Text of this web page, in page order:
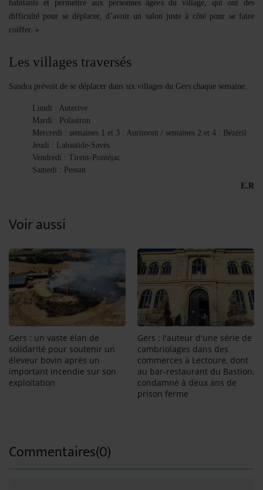
habitants et permettre aux personnes âgées du village, qui ont des
difficulté pour se déplacer, d’avoir un salon juste à côté pour se faire
coiffer. »
Les villages traversés
Sandra prévoit de se déplacer dans six villages du Gers chaque semaine.
Lundi : Auterive
Mardi : Polastron
Mercredi : semaines 1 et 3 : Aurimont / semaines 2 et 4 : Bézéril
Jeudi : Labastide-Savès
Vendredi : Tirent-Pontéjac
Samedi : Pessan
E.R
Voir aussi
Gers : un vaste élan de
solidarité pour soutenir un
éleveur bovin après un
important incendie sur son
exploitation
Gers : l'auteur d'une série de
cambriolages dans des
commerces à Lectoure, dont
au bar-restaurant du Bastion,
condamné à deux ans de
prison ferme
Commentaires(0)